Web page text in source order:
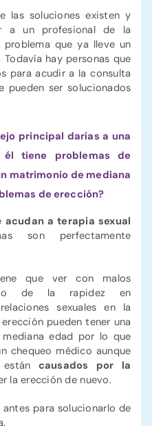
las soluciones existen y
a un profesional de la
problema que ya lleve un
hay personas que
para acudir a la consulta
pueden ser solucionados
principal darías a una
tiene problemas de
matrimonio de mediana
de erección?
acudan a terapia sexual
son perfectamente
que ver con malos
de la rapidez en
sexuales en la
pueden tener una
edad por lo que
chequeo médico aunque
causados por la
la erección de nuevo.
para solucionarlo de